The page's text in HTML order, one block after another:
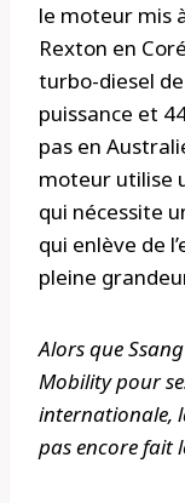
le moteur mis
Rexton en
turbo-diesel
puissance et
pas en
moteur utilise
qui nécessite
qui enlève de
pleine
Alors que
Mobility pour
internationale,
pas encore fait